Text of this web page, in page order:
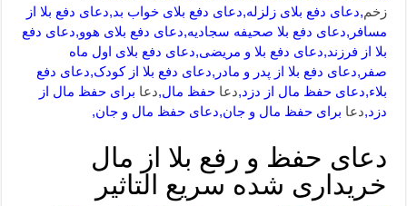
زخم,دعای دفع بلای زلزله,دعای دفع بلای خواب بد,دعای دفع بلا از
مسافر,دعای دفع بلا صحیفه سجادیه,دعای دفع بلای هوو,دعای دفع
بلا از فرزند,دعای دفع بلا و مریضی,دعای دفع بلای اول ماه
صفر,دعای دفع بلا از پدر و مادر,دعای دفع بلا از کودک,دعای دفع
بلاء,دعای حفظ مال از دزد,دعا حفظ مال,دعا برای حفظ مال از
دزد,دعا برای حفظ مال و جان,دعای حفظ مال و جان,
دعای حفظ و رفع بلا از مال
خریداری شده سریع التاثیر